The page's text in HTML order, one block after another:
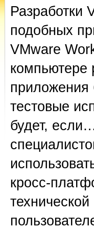
Разработки
подобных
VMware
компьютере
приложения
тестовые
будет,
кросс-